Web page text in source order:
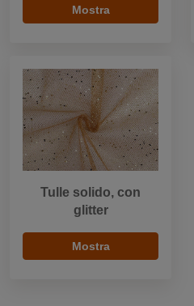
Mostra
Tulle solido, con
glitter
Mostra